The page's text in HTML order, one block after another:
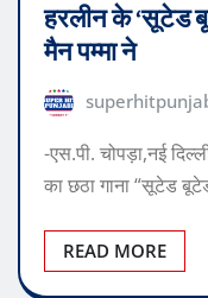
हरलीन के ‘सूटेड
मैन पम्मा ने
-एस.पी. चोपड़ा,नई
का छठा गाना “सूटेड
READ MORE